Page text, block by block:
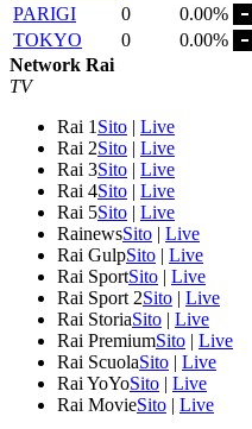
PARIGI
0
0.00%
TOKYO
0
0.00%
Network Rai
TV
Rai 1 Sito | Live
Rai 2Sito | Live
Rai 3Sito | Live
Rai 4Sito | Live
Rai 5Sito | Live
RainewsSito | Live
Rai GulpSito | Live
Rai SportSito | Live
Rai Sport 2Sito | Live
Rai StoriaSito | Live
Rai PremiumSito | Live
Rai ScuolaSito | Live
Rai YoYoSito | Live
Rai MovieSito | Live